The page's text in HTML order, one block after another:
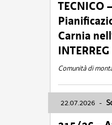
TECNICO
Carnia
Comunità di
22.07.2026 -